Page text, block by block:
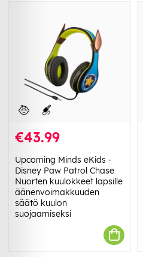
€43.99
Upcoming Minds eKids -
Disney Paw Patrol Chase
Nuorten kuulokkeet lapsille
äänenvoimakkuuden
säätö kuulon
suojaamiseksi